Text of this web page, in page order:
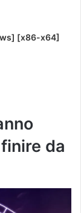
[x86-x64]
da